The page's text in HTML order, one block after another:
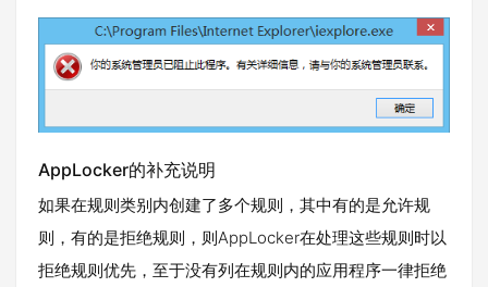
AppLocker的补充说明
如果在规则类别内创建了多个规则，其中有的是允许规
则，有的是拒绝规则，则AppLocker在处理这些规则时以
拒绝规则优先，至于没有列在规则内的应用程序一律拒绝